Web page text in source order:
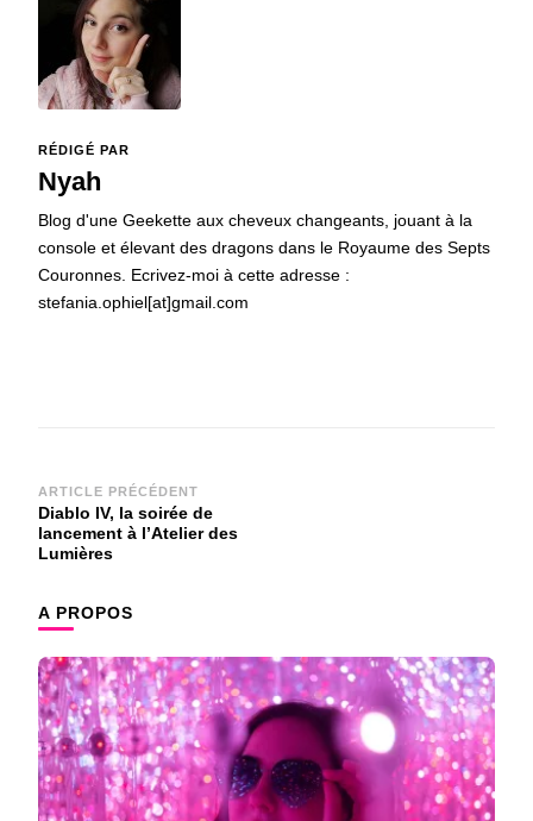
RÉDIGÉ PAR
Nyah
Blog d'une Geekette aux cheveux changeants, jouant à la
console et élevant des dragons dans le Royaume des Septs
Couronnes. Ecrivez-moi à cette adresse :
stefania.ophiel[at]gmail.com
Navigation
d'article
ARTICLE PRÉCÉDENT
Diablo IV, la soirée de
lancement à l’Atelier des
Lumières
A PROPOS